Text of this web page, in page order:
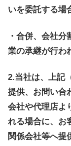
いを委託する場
・合併、会社
業の承継が行わ
2.当社は、上記
提供、お問い合
会社や代理店よ
れる場合に、お
関係会社等へ提